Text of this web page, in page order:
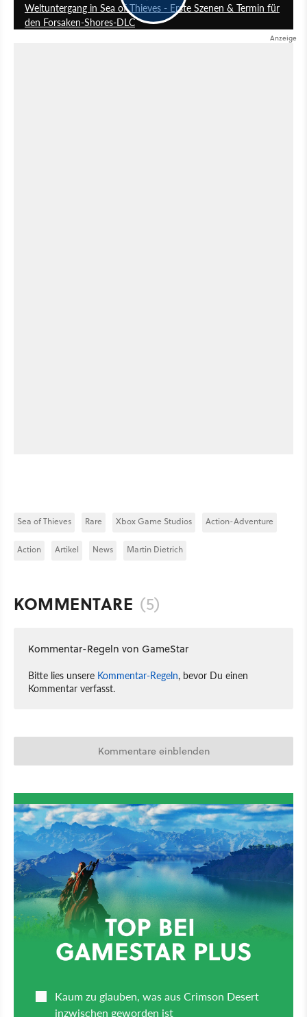
Weltuntergang in Sea of Thieves - Erste Szenen & Termin für
den Forsaken-Shores-DLC
Sea of Thieves Rare Xbox Game Studios Action-Adventure
Action Artikel News Martin Dietrich
KOMMENTARE (5)
Kommentar-Regeln von GameStar
Bitte lies unsere Kommentar-Regeln, bevor Du einen
Kommentar verfasst.
Kommentare einblenden